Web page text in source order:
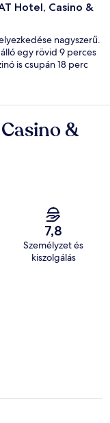
Hotel, Casino &
nagyszerű.
egy rövid 9 perces
is csupán 18 perc
&
7,8
Személyzet és
kiszolgálás